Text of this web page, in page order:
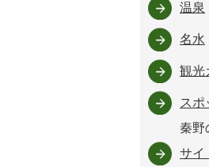
温泉
名水
観光
スポ
秦野
サイ